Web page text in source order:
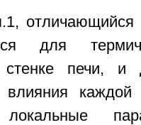
отличающийся
для
печи, и
каждой
локальные